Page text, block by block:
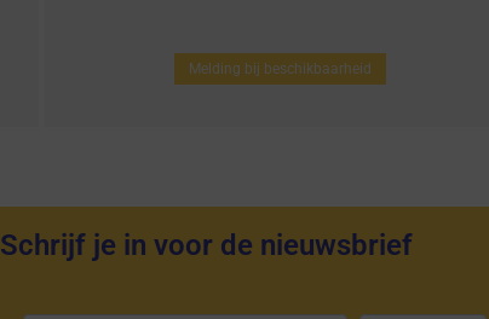
Melding bij beschikbaarheid
Schrijf je in voor de nieuwsbrief